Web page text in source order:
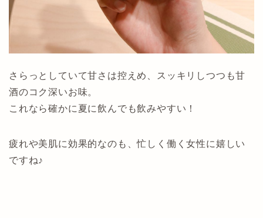
さらっとしていて甘さは控えめ、スッキリしつつも甘
酒のコク深いお味。
これなら確かに夏に飲んでも飲みやすい！
疲れや美肌に効果的なのも、忙しく働く女性に嬉しい
ですね♪